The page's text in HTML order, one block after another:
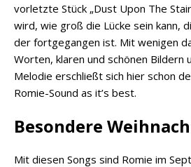
vorletzte Stück „Dust Upon The
wird, wie groß die Lücke sein kann,
der fortgegangen ist. Mit wenigen
Worten, klaren und schönen Bildern
Melodie erschließt sich hier schon
Romie-Sound as it’s best.
Besondere
Mit diesen Songs sind Romie im